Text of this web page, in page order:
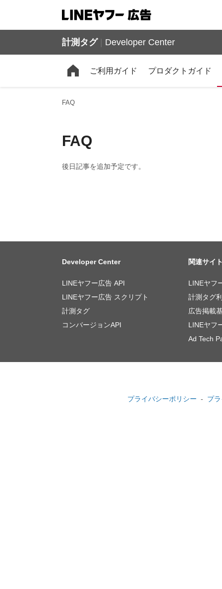
計測タグ Developer Center
ご利用ガイド プロダクトガイド
FAQ
FAQ
後日記事を追加予定です。
Developer Center
LINEヤフー広告 API
LINEヤフー広告 スクリプト
計測タグ
コンバージョンAPI
関連サイ
LINEヤフ
計測タグ
広告掲載
LINEヤフ
Ad Tech
プライバシーポリシー プ